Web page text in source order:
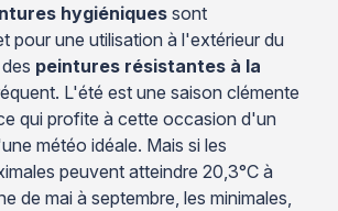
hygiéniques sont
pour une utilisation à l'extérieur du
peintures résistantes à la
L'été est une saison clémente
qui profite à cette occasion d'un
météo idéale. Mais si les
peuvent atteindre 20,3°C à
de mai à septembre, les minimales,